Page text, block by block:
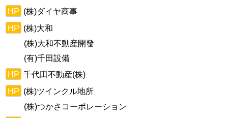
HP (株)ダイヤ商事
HP (株)大和
(株)大和不動産開發
(有)千田設備
HP 千代田不動産(株)
HP (株)ツインクル地所
(株)つかさコーポレーション